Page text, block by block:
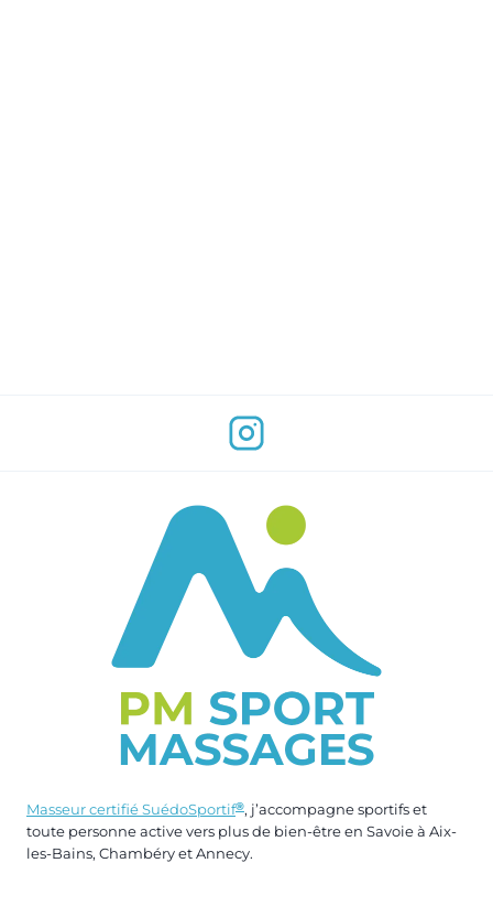
Masseur certifié SuédoSportif®, j’accompagne sportifs et
toute personne active vers plus de bien-être en Savoie à Aix-
les-Bains, Chambéry et Annecy.